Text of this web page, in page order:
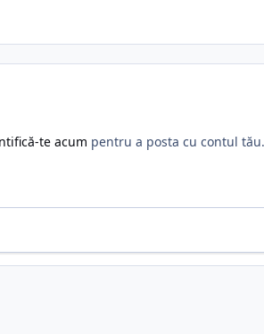
te acum pentru a posta cu contul tău.